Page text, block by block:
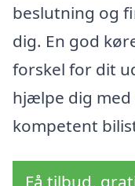
beslutning og
dig. En god
forskel for dit
hjælpe dig med
kompetent
Få tilbud,